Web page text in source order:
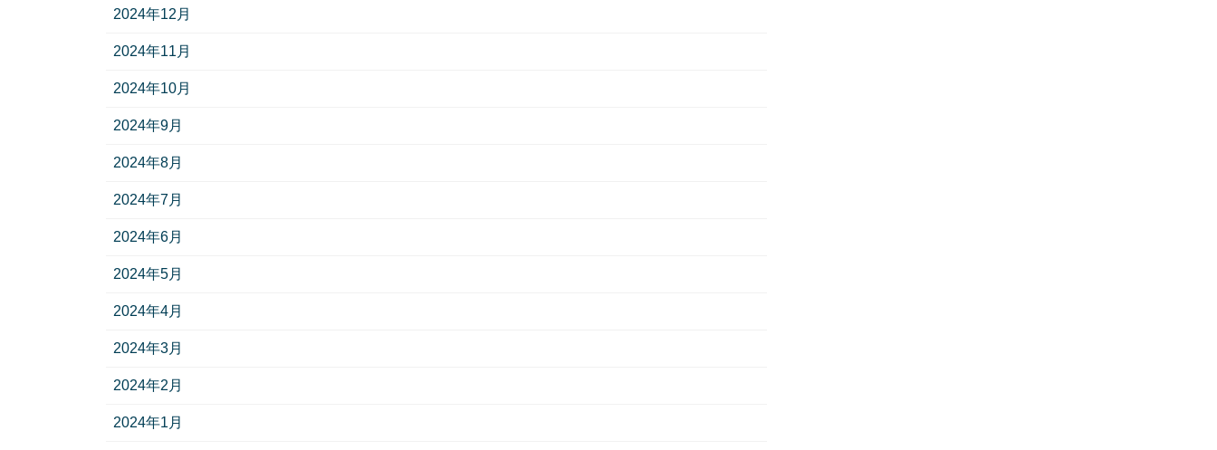
2024年12月
2024年11月
2024年10月
2024年9月
2024年8月
2024年7月
2024年6月
2024年5月
2024年4月
2024年3月
2024年2月
2024年1月